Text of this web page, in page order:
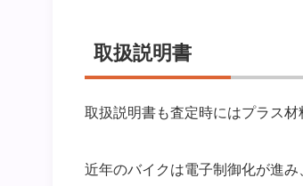
取扱説明書
取扱説明書も査定時にはプラス材
近年のバイクは電子制御化が進み